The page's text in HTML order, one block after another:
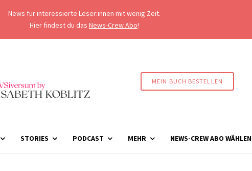
News für interessierte Leser:innen mit wenig Zeit.
Hier findest du das News-Crew Abo!
MEIN BUCH BESTELLEN
STORIES PODCAST MEHR NEWS-CREW ABO WÄHLEN